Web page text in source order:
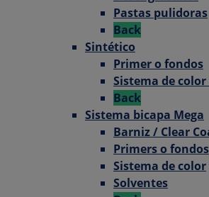
Pastas pulidoras
Back
Sintético
Primer o fondos
Sistema de
Back
Sistema bicapa Mega
Barniz / Clear
Primers o fondos
Sistema de color
Solventes